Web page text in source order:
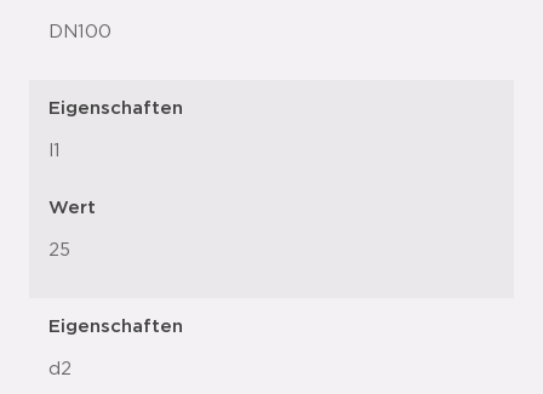
DN100
Eigenschaften
l1
Wert
25
Eigenschaften
d2